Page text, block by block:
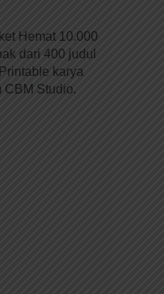
Hemat 10.000
dari 400 judul
karya
CBM Studio.